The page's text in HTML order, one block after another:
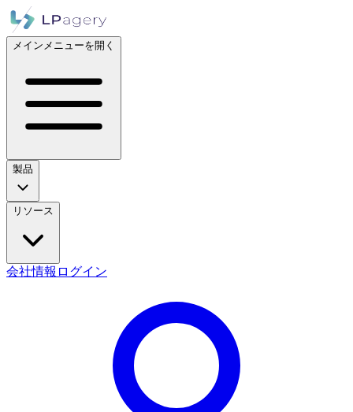
メインメニューを開く
製品
リソース
会社情報 ログイン